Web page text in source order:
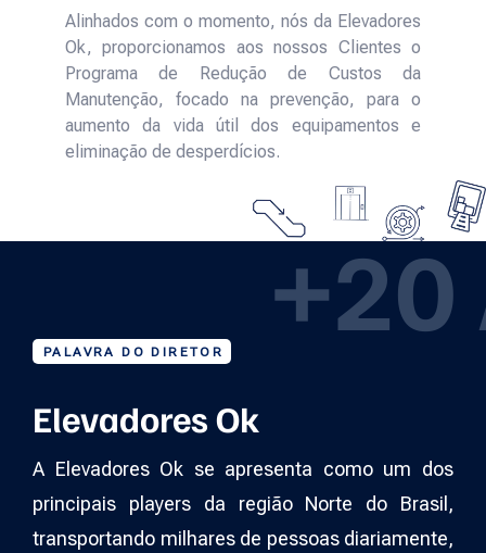
Alinhados com o momento, nós da Elevadores
Ok, proporcionamos aos nossos Clientes o
Programa de Redução de Custos da
Manutenção, focado na prevenção, para o
aumento da vida útil dos equipamentos e
eliminação de desperdícios.
PALAVRA DO DIRETOR
Elevadores Ok
A Elevadores Ok se apresenta como um dos
principais players da região Norte do Brasil,
transportando milhares de pessoas diariamente,
+20